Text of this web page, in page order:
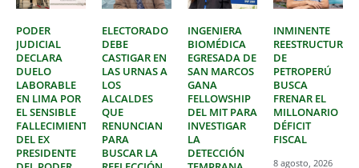
PODER
JUDICIAL
DECLARA
DUELO
LABORABLE
EN LIMA POR
EL SENSIBLE
FALLECIMIENTO
DEL EX
PRESIDENTE
ELECTORADO
DEBE
CASTIGAR EN
LAS URNAS A
LOS
ALCALDES
QUE
RENUNCIAN
PARA
BUSCAR LA
INGENIERA
BIOMÉDICA
EGRESADA DE
SAN MARCOS
GANA
FELLOWSHIP
DEL MIT PARA
INVESTIGAR
LA
DETECCIÓN
INMINENTE
DE
PETROPERÚ
BUSCA
FRENAR EL
MILLONARIO
DÉFICIT
FISCAL
8 agosto, 2026